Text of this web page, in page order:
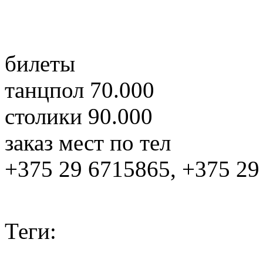
билеты
танцпол 70.000
столики 90.000
заказ мест по тел
+375 29 6715865, +375
Теги: